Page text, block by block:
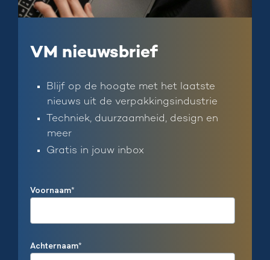
VM nieuwsbrief
Blijf op de hoogte met het laatste
nieuws uit de verpakkingsindustrie
Techniek, duurzaamheid, design en
meer
Gratis in jouw inbox
Voornaam*
Achternaam*